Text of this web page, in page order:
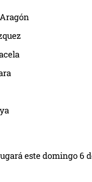
este domingo 6